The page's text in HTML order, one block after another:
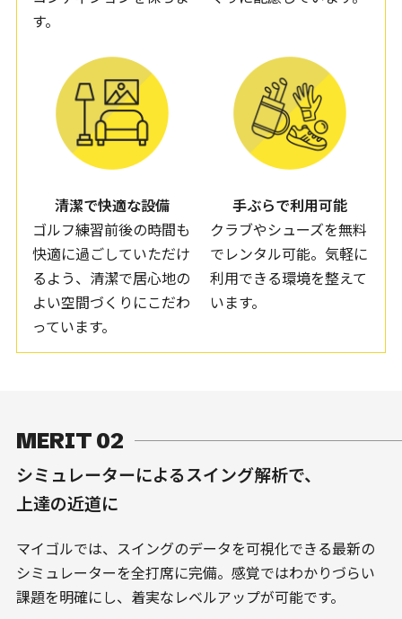
す。
清潔で快適な設備
ゴルフ練習前後の時間も
快適に過ごしていただけ
るよう、清潔で居心地の
よい空間づくりにこだわ
っています。
手ぶらで利用可能
クラブやシューズを無料
でレンタル可能。気軽に
利用できる環境を整えて
います。
MERIT 02
シミュレーターによるスイング解析で、
上達の近道に
マイゴルでは、スイングのデータを可視化できる最新の
シミュレーターを全打席に完備。感覚ではわかりづらい
課題を明確にし、着実なレベルアップが可能です。